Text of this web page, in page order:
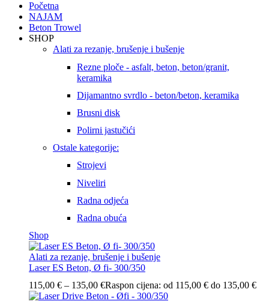
Početna
NAJAM
Beton Trowel
SHOP
Alati za rezanje, brušenje i bušenje
Rezne ploče - asfalt, beton, beton/granit,
keramika
Dijamantno svrdlo - beton/beton, keramika
Brusni disk
Polirni jastučići
Ostale kategorije:
Strojevi
Niveliri
Radna odjeća
Radna obuća
Shop
Alati za rezanje, brušenje i bušenje
Laser ES Beton, Ø fi- 300/350
115,00 € – 135,00 €Raspon cijena: od 115,00 € do 135,00 €